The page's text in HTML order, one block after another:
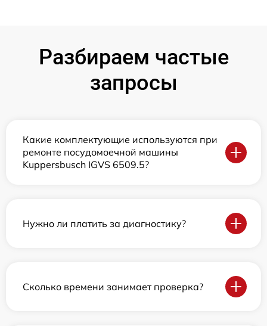
Разбираем частые
запросы
Какие комплектующие используются при
ремонте посудомоечной машины
Kuppersbusch IGVS 6509.5?
Нужно ли платить за диагностику?
Сколько времени занимает проверка?